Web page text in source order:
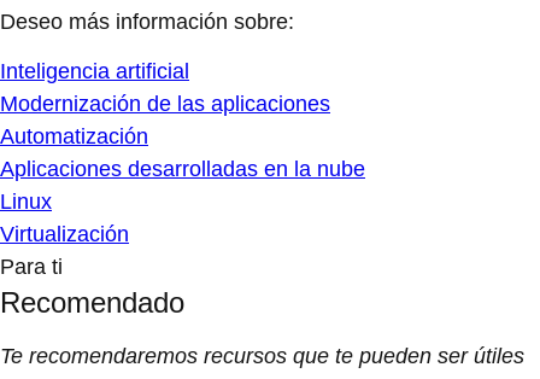
Deseo más información sobre:
Inteligencia artificial
Modernización de las aplicaciones
Automatización
Aplicaciones desarrolladas en la nube
Linux
Virtualización
Para ti
Recomendado
Te recomendaremos recursos que te pueden ser útiles